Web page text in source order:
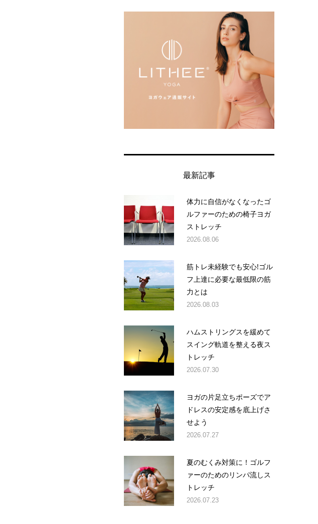
最新記事
体力に自信がなくなったゴ
ルファーのための椅子ヨガ
ストレッチ
2026.08.06
筋トレ未経験でも安心!ゴル
フ上達に必要な最低限の筋
力とは
2026.08.03
ハムストリングスを緩めて
スイング軌道を整える夜ス
トレッチ
2026.07.30
ヨガの片足立ちポーズでア
ドレスの安定感を底上げさ
せよう
2026.07.27
夏のむくみ対策に！ゴルフ
ァーのためのリンパ流しス
トレッチ
2026.07.23